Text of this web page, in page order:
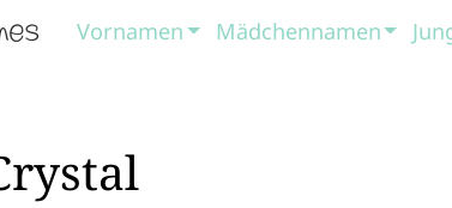
Vornamen Mädchennamen